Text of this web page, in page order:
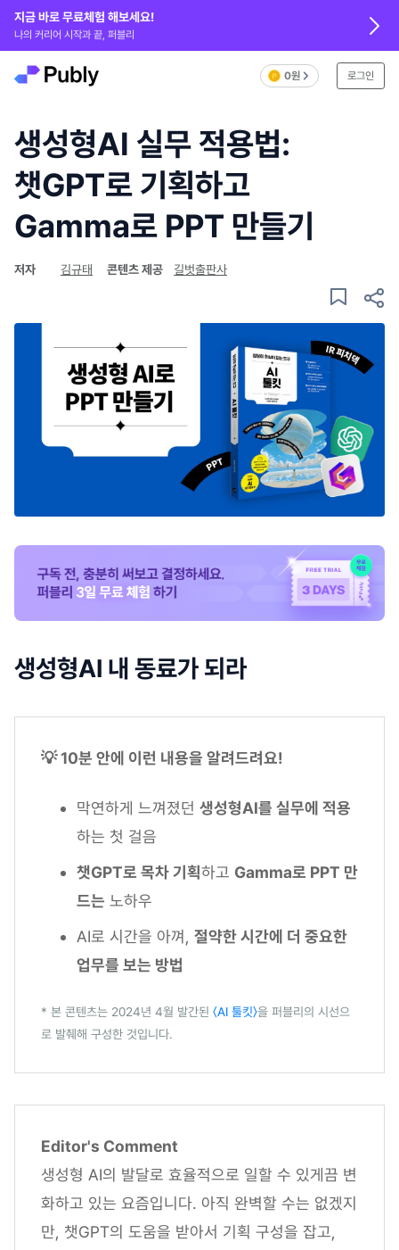
지금 바로 무료체험 해보세요!
나의 커리어 시작과 끝, 퍼블리
0원 로그인
생성형AI 실무 적용법:
챗GPT로 기획하고
Gamma로 PPT 만들기
저자 김규태 콘텐츠 제공 길벗출판사
생성형AI 내 동료가 되라
💡 10분 안에 이런 내용을 알려드려요!
막연하게 느껴졌던 생성형AI를 실무에 적용
하는 첫 걸음
챗GPT로 목차 기획하고 Gamma로 PPT 만
드는 노하우
AI로 시간을 아껴, 절약한 시간에 더 중요한
업무를 보는 방법
* 본 콘텐츠는 2024년 4월 발간된 〈AI 툴킷〉을 퍼블리의 시선으
로 발췌해 구성한 것입니다.
Editor's Comment
생성형 AI의 발달로 효율적으로 일할 수 있게끔 변
화하고 있는 요즘입니다. 아직 완벽할 수는 없겠지
만, 챗GPT의 도움을 받아서 기획 구성을 잡고,